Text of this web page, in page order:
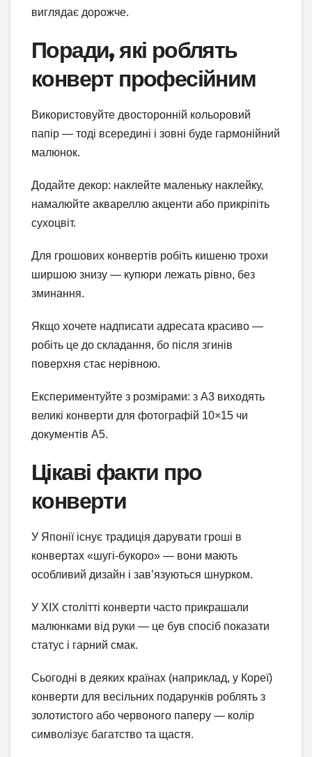
виглядає дорожче.
Поради, які роблять
конверт професійним
Використовуйте двосторонній кольоровий
папір — тоді всередині і зовні буде гармонійний
малюнок.
Додайте декор: наклейте маленьку наклейку,
намалюйте аквареллю акценти або прикріпіть
сухоцвіт.
Для грошових конвертів робіть кишеню трохи
ширшою знизу — купюри лежать рівно, без
зминання.
Якщо хочете надписати адресата красиво —
робіть це до складання, бо після згинів
поверхня стає нерівною.
Експериментуйте з розмірами: з А3 виходять
великі конверти для фотографій 10×15 чи
документів А5.
Цікаві факти про
конверти
У Японії існує традиція дарувати гроші в
конвертах «шугі-букоро» — вони мають
особливий дизайн і зав’язуються шнурком.
У XIX столітті конверти часто прикрашали
малюнками від руки — це був спосіб показати
статус і гарний смак.
Сьогодні в деяких країнах (наприклад, у Кореї)
конверти для весільних подарунків роблять з
золотистого або червоного паперу — колір
символізує багатство та щастя.